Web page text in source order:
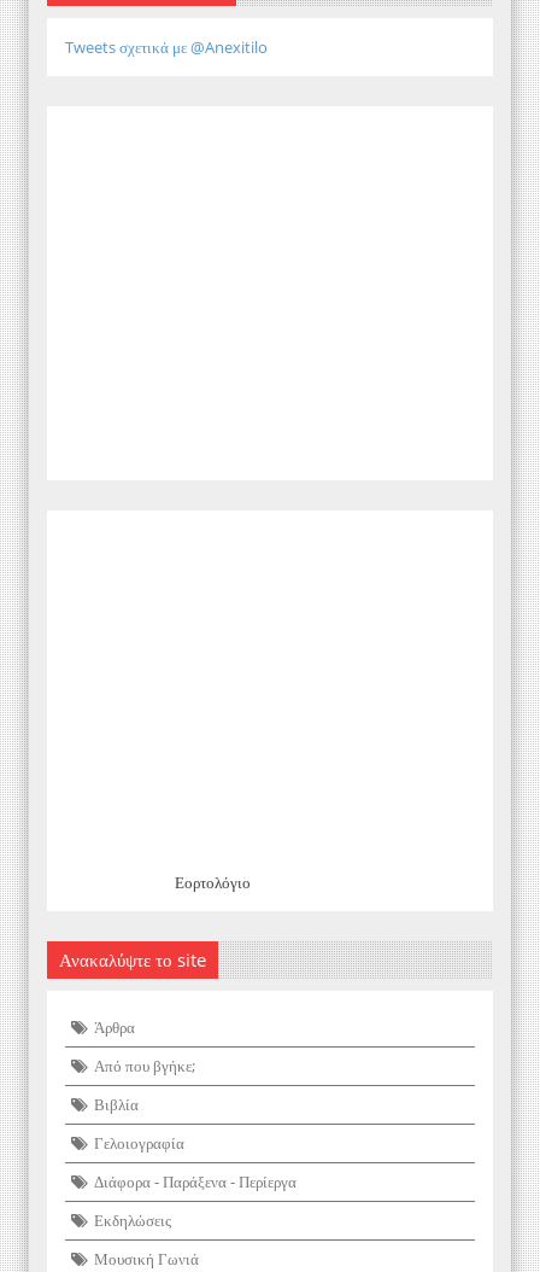
Tweets σχετικά με @Anexitilo
Εορτολόγιο
Ανακαλύψτε το site
Άρθρα
Από που βγήκε;
Βιβλία
Γελοιογραφία
Διάφορα - Παράξενα - Περίεργα
Εκδηλώσεις
Μουσική Γωνιά